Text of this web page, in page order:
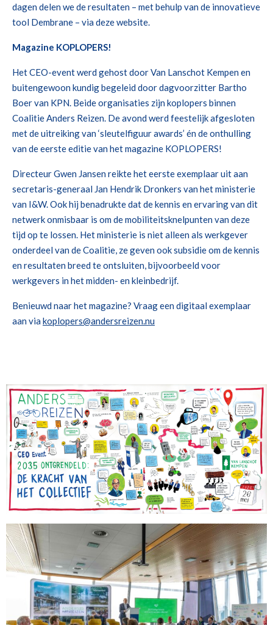
dagen delen we de resultaten – met behulp van de innovatieve
tool Dembrane – via deze website.
Magazine KOPLOPERS!
Het CEO-event werd gehost door Van Lanschot Kempen en
buitengewoon kundig begeleid door dagvoorzitter Bartho
Boer van KPN. Beide organisaties zijn koplopers binnen
Coalitie Anders Reizen. De avond werd feestelijk afgesloten
met de uitreiking van ‘sleutelfiguur awards’ én de onthulling
van de eerste editie van het magazine KOPLOPERS!
Directeur Gwen Jansen reikte het eerste exemplaar uit aan
secretaris-generaal Jan Hendrik Dronkers van het ministerie
van I&W. Ook hij benadrukte dat de kennis en ervaring van dit
netwerk onmisbaar is om de mobiliteitsknelpunten van deze
tijd op te lossen. Het ministerie is niet alleen als werkgever
onderdeel van de Coalitie, ze geven ook subsidie om de kennis
en resultaten breed te ontsluiten, bijvoorbeeld voor
werkgevers in het midden- en kleinbedrijf.
Benieuwd naar het magazine? Vraag een digitaal exemplaar
aan via koplopers@andersreizen.nu